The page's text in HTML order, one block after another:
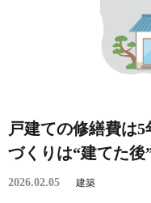
戸建ての修繕費は
づくりは“建てた
2026.02.05 建築